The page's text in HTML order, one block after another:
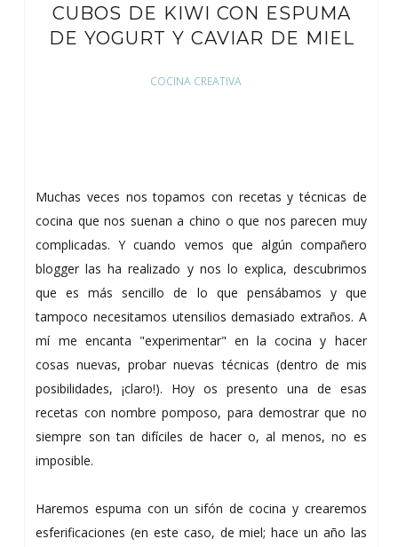
CUBOS DE KIWI CON ESPUMA
DE YOGURT Y CAVIAR DE MIEL
COCINA CREATIVA
Muchas veces nos topamos con recetas y técnicas de
cocina que nos suenan a chino o que nos parecen muy
complicadas. Y cuando vemos que algún compañero
blogger las ha realizado y nos lo explica, descubrimos
que es más sencillo de lo que pensábamos y que
tampoco necesitamos utensilios demasiado extraños. A
mí me encanta "experimentar" en la cocina y hacer
cosas nuevas, probar nuevas técnicas (dentro de mis
posibilidades, ¡claro!). Hoy os presento una de esas
recetas con nombre pomposo, para demostrar que no
siempre son tan difíciles de hacer o, al menos, no es
imposible.
Haremos espuma con un sifón de cocina y crearemos
esferificaciones (en este caso, de miel; hace un año las